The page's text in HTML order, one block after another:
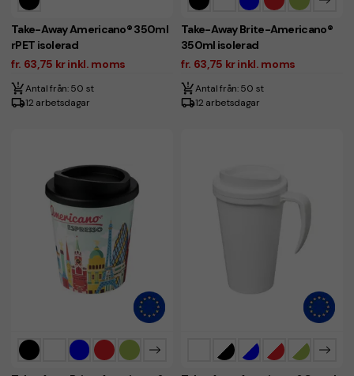
Take-Away Americano® 350ml
rPET isolerad
fr. 63,75 kr inkl. moms
Antal från: 50 st
12 arbetsdagar
Take-Away Brite-Americano®
350ml isolerad
fr. 63,75 kr inkl. moms
Antal från: 50 st
12 arbetsdagar